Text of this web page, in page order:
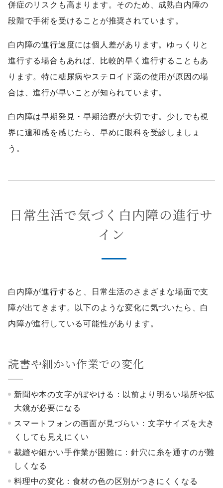
併症のリスクも高まります。そのため、成熟白内障の
段階で手術を受けることが推奨されています。
白内障の進行速度には個人差があります。ゆっくりと
進行する場合もあれば、比較的早く進行することもあ
ります。特に糖尿病やステロイド薬の使用が原因の場
合は、進行が早いことが知られています。
白内障は早期発見・早期治療が大切です。少しでも視
界に違和感を感じたら、早めに眼科を受診しましょ
う。
日常生活で気づく白内障の進行サ
イン
白内障が進行すると、日常生活のさまざまな場面で支
障が出てきます。以下のような変化に気づいたら、白
内障が進行している可能性があります。
読書や細かい作業での変化
新聞や本の文字がぼやける：以前より明るい場所や拡
大鏡が必要になる
スマートフォンの画面が見づらい：文字サイズを大き
くしても見えにくい
裁縫や細かい手作業が困難に：針穴に糸を通すのが難
しくなる
料理中の変化：食材の色の区別がつきにくくなる